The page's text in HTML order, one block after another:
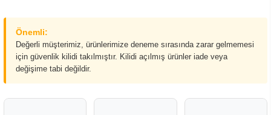
Önemli:
Değerli müşterimiz, ürünlerimize deneme sırasında zarar gelmemesi
için güvenlik kilidi takılmıştır. Kilidi açılmış ürünler iade veya
değişime tabi değildir.